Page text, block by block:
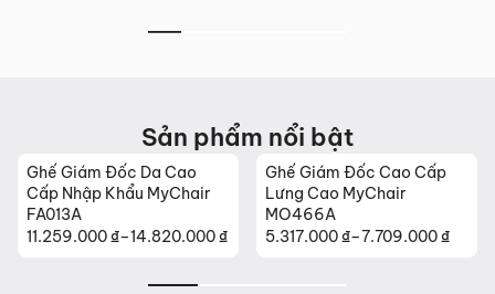
Sản phẩm nổi bật
Ghế Giám Đốc Cao Cấp
Lưng Cao MyChair
MO466A
5.317.000₫–7.709.000₫
Khoảng
Ghế Da Cao Cấp Nhập
Khẩu MyChair NO131B
26.630.000₫